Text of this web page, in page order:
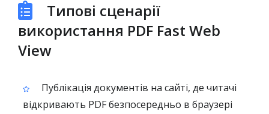
Типові сценарії
використання PDF Fast Web
View
Публікація документів на сайті, де читачі
відкривають PDF безпосередньо в браузері